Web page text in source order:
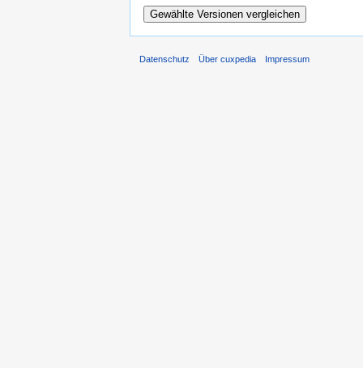
Datenschutz Über cuxpedia Impressum